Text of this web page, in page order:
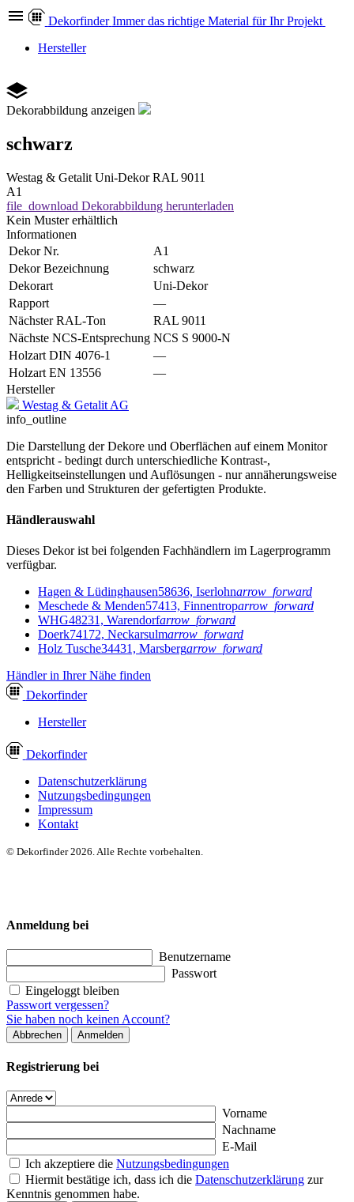
Dekorfinder Immer das richtige Material für Ihr Projekt
Hersteller
Dekorabbildung anzeigen
schwarz
Westag & Getalit Uni-Dekor RAL 9011
A1
file_download Dekorabbildung herunterladen
Kein Muster erhältlich
Informationen
Dekor Nr.
A1
Dekor Bezeichnung
schwarz
Dekorart
Uni-Dekor
Rapport
—
Nächster RAL-Ton
RAL 9011
Nächste NCS-Entsprechung NCS S 9000-N
Holzart DIN 4076-1
—
Holzart EN 13556
—
Hersteller
Westag & Getalit AG
info_outline
Die Darstellung der Dekore und Oberflächen auf einem Monitor
entspricht - bedingt durch unterschiedliche Kontrast-,
Helligkeitseinstellungen und Auflösungen - nur annäherungsweise
den Farben und Strukturen der gefertigten Produkte.
Händlerauswahl
Dieses Dekor ist bei folgenden Fachhändlern im Lagerprogramm
verfügbar.
Hagen & Lüdinghausen58636, Iserlohnarrow_forward
Meschede & Menden57413, Finnentroparrow_forward
WHG48231, Warendorfarrow_forward
Doerk74172, Neckarsulmarrow_forward
Holz Tusche34431, Marsbergarrow_forward
Händler in Ihrer Nähe finden
Dekorfinder
Hersteller
Dekorfinder
Datenschutzerklärung
Nutzungsbedingungen
Impressum
Kontakt
© Dekorfinder 2026. Alle Rechte vorbehalten.
Anmeldung bei
Benutzername
Passwort
Eingeloggt bleiben
Passwort vergessen?
Sie haben noch keinen Account?
Abbrechen Anmelden
Registrierung bei
Vorname
Nachname
E-Mail
Ich akzeptiere die Nutzungsbedingungen
Hiermit bestätige ich, dass ich die Datenschutzerklärung zur
Kenntnis genommen habe.